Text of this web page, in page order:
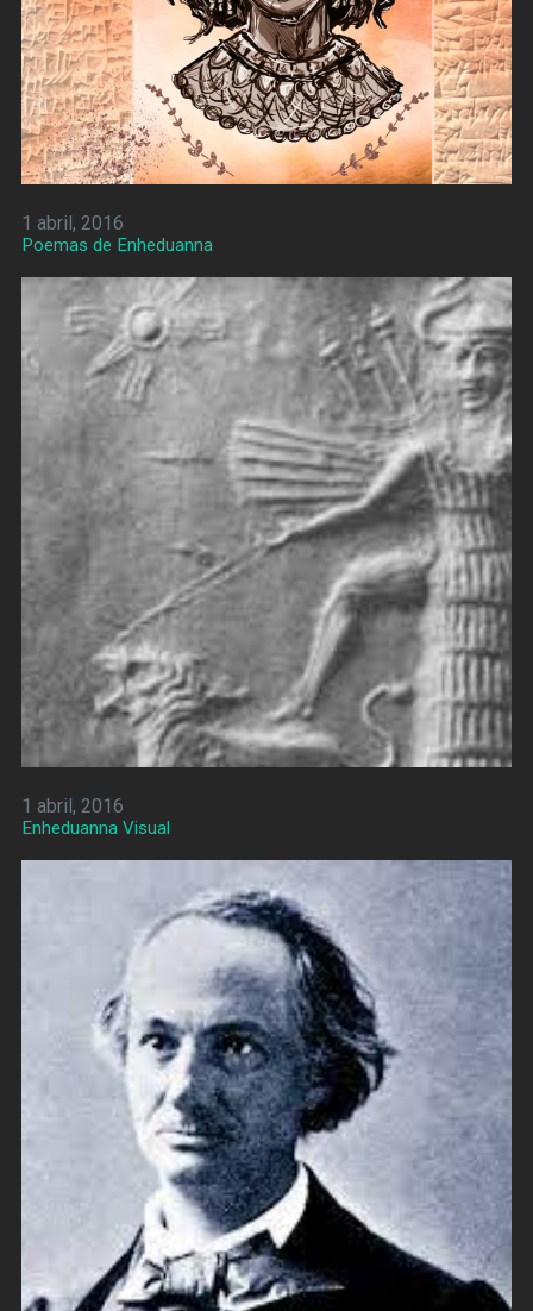
1 abril, 2016
Poemas de Enheduanna
1 abril, 2016
Enheduanna Visual